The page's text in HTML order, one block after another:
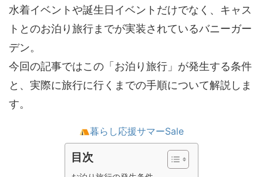
水着イベントや誕生日イベントだけでなく、キャス
トとのお泊り旅行までが実装されているバニーガー
デン。
今回の記事ではこの「お泊り旅行」が発生する条件
と、実際に旅行に行くまでの手順について解説しま
す。
暮らし応援サマーSale
目次